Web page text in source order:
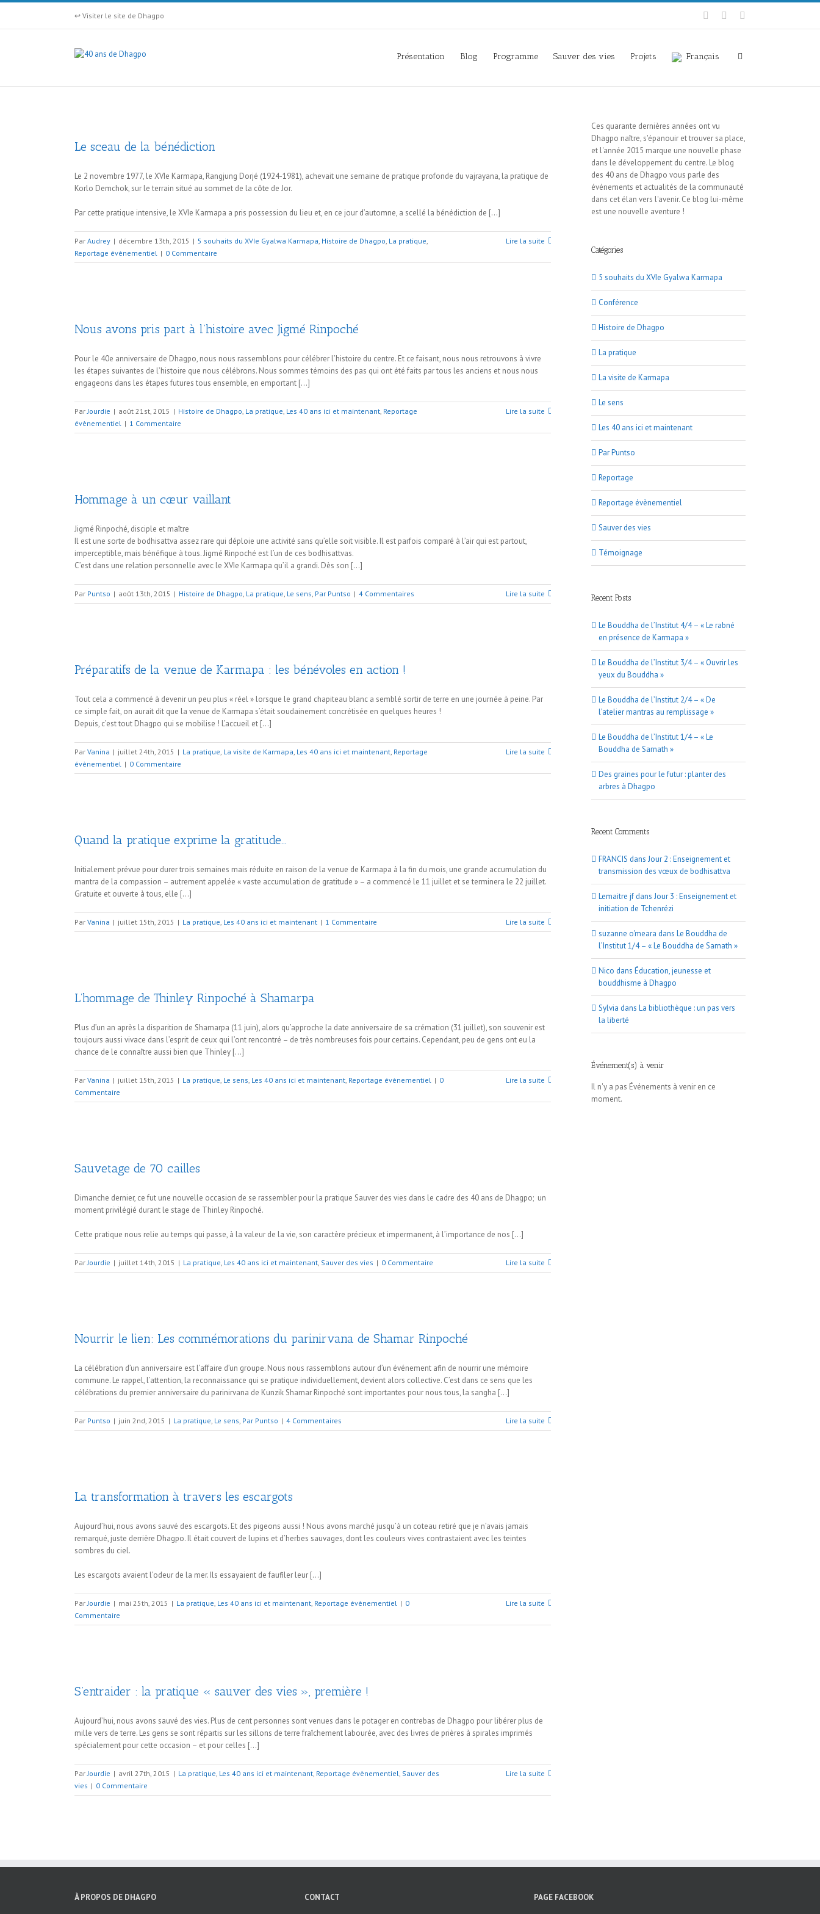
↩ Visiter le site de Dhagpo
Présentation Blog Programme Sauver des vies Projets Français
Le sceau de la bénédiction
Le 2 novembre 1977, le XVIe Karmapa, Rangjung Dorjé (1924-1981), achevait une semaine de pratique profonde du vajrayana, la pratique de
Korlo Demchok, sur le terrain situé au sommet de la côte de Jor.
Par cette pratique intensive, le XVIe Karmapa a pris possession du lieu et, en ce jour d’automne, a scellé la bénédiction de […]
Par Audrey | décembre 13th, 2015 | 5 souhaits du XVIe Gyalwa Karmapa, Histoire de Dhagpo, La pratique,
Reportage évènementiel | 0 Commentaire
Lire la suite
Nous avons pris part à l’histoire avec Jigmé Rinpoché
Pour le 40e anniversaire de Dhagpo, nous nous rassemblons pour célébrer l’histoire du centre. Et ce faisant, nous nous retrouvons à vivre
les étapes suivantes de l’histoire que nous célébrons. Nous sommes témoins des pas qui ont été faits par tous les anciens et nous nous
engageons dans les étapes futures tous ensemble, en emportant […]
ParJourdie | août 21st, 2015 | Histoire de Dhagpo, La pratique, Les 40 ans ici et maintenant, Reportage
évènementiel | 1 Commentaire
Lire la suite
Hommage à un cœur vaillant
Jigmé Rinpoché, disciple et maître
Il est une sorte de bodhisattva assez rare qui déploie une activité sans qu’elle soit visible. Il est parfois comparé à l’air qui est partout,
imperceptible, mais bénéfique à tous. Jigmé Rinpoché est l’un de ces bodhisattvas.
C’est dans une relation personnelle avec le XVIe Karmapa qu’il a grandi. Dès son […]
Par Puntso | août 13th, 2015 | Histoire de Dhagpo, La pratique, Le sens, Par Puntso | 4 Commentaires Lire la suite
Préparatifs de la venue de Karmapa : les bénévoles en action !
Tout cela a commencé à devenir un peu plus « réel » lorsque le grand chapiteau blanc a semblé sortir de terre en une journée à peine. Par
ce simple fait, on aurait dit que la venue de Karmapa s’était soudainement concrétisée en quelques heures !
Depuis, c’est tout Dhagpo qui se mobilise ! L’accueil et […]
Par Vanina | juillet 24th, 2015 | La pratique, La visite de Karmapa, Les 40 ans ici et maintenant, Reportage
évènementiel | 0 Commentaire
Lire la suite
Quand la pratique exprime la gratitude…
Initialement prévue pour durer trois semaines mais réduite en raison de la venue de Karmapa à la fin du mois, une grande accumulation du
mantra de la compassion – autrement appelée « vaste accumulation de gratitude » – a commencé le 11 juillet et se terminera le 22 juillet.
Gratuite et ouverte à tous, elle […]
Par Vanina | juillet 15th, 2015 | La pratique, Les 40 ans ici et maintenant | 1 Commentaire Lire la suite
L’hommage de Thinley Rinpoché à Shamarpa
Plus d’un an après la disparition de Shamarpa (11 juin), alors qu’approche la date anniversaire de sa crémation (31 juillet), son souvenir est
toujours aussi vivace dans l’esprit de ceux qui l’ont rencontré – de très nombreuses fois pour certains. Cependant, peu de gens ont eu la
chance de le connaître aussi bien que Thinley […]
Par Vanina | juillet 15th, 2015 | La pratique, Le sens, Les 40 ans ici et maintenant, Reportage évènementiel | 0
Commentaire
Lire la suite
Sauvetage de 70 cailles
Dimanche dernier, ce fut une nouvelle occasion de se rassembler pour la pratique Sauver des vies dans le cadre des 40 ans de Dhagpo; un
moment privilégié durant le stage de Thinley Rinpoché.
Cette pratique nous relie au temps qui passe, à la valeur de la vie, son caractère précieux et impermanent, à l’importance de nos […]
ParJourdie | juillet 14th, 2015 | La pratique, Les 40 ans ici et maintenant, Sauver des vies | 0 Commentaire Lire la suite
Nourrir le lien: Les commémorations du parinirvana de Shamar Rinpoché
La célébration d’un anniversaire est l’affaire d’un groupe. Nous nous rassemblons autour d’un événement afin de nourrir une mémoire
commune. Le rappel, l’attention, la reconnaissance qui se pratique individuellement, devient alors collective. C’est dans ce sens que les
célébrations du premier anniversaire du parinirvana de Kunzik Shamar Rinpoché sont importantes pour nous tous, la sangha […]
Par Puntso | juin 2nd, 2015 | La pratique, Le sens, Par Puntso | 4 Commentaires Lire la suite
La transformation à travers les escargots
Aujourd’hui, nous avons sauvé des escargots. Et des pigeons aussi ! Nous avons marché jusqu’à un coteau retiré que je n’avais jamais
remarqué, juste derrière Dhagpo. Il était couvert de lupins et d’herbes sauvages, dont les couleurs vives contrastaient avec les teintes
sombres du ciel.
Les escargots avaient l’odeur de la mer. Ils essayaient de faufiler leur […]
ParJourdie | mai 25th, 2015 | La pratique, Les 40 ans ici et maintenant, Reportage évènementiel | 0
Commentaire
Lire la suite
S’entraider : la pratique « sauver des vies », première !
Aujourd’hui, nous avons sauvé des vies. Plus de cent personnes sont venues dans le potager en contrebas de Dhagpo pour libérer plus de
mille vers de terre. Les gens se sont répartis sur les sillons de terre fraîchement labourée, avec des livres de prières à spirales imprimés
spécialement pour cette occasion – et pour celles […]
ParJourdie | avril 27th, 2015 | La pratique, Les 40 ans ici et maintenant, Reportage évènementiel, Sauver des
vies | 0 Commentaire
Lire la suite
Ces quarante dernières années ont vu
Dhagpo naître, s'épanouir et trouver sa place,
et l'année 2015 marque une nouvelle phase
dans le développement du centre. Le blog
des 40 ans de Dhagpo vous parle des
événements et actualités de la communauté
dans cet élan vers l'avenir. Ce blog lui-même
est une nouvelle aventure !
Catégories
5 souhaits du XVIe Gyalwa Karmapa
Conférence
Histoire de Dhagpo
La pratique
La visite de Karmapa
Le sens
Les 40 ans ici et maintenant
Par Puntso
Reportage
Reportage évènementiel
Sauver des vies
Témoignage
Recent Posts
Le Bouddha de l’Institut 4/4 – « Le rabné
en présence de Karmapa »
Le Bouddha de l’Institut 3/4 – « Ouvrir les
yeux du Bouddha »
Le Bouddha de l’Institut 2/4 – « De
l’atelier mantras au remplissage »
Le Bouddha de l’Institut 1/4 – « Le
Bouddha de Sarnath »
Des graines pour le futur : planter des
arbres à Dhagpo
Recent Comments
FRANCIS dans Jour 2 : Enseignement et
transmission des vœux de bodhisattva
Lemaitre jf dans Jour 3 : Enseignement et
initiation de Tchenrézi
suzanne o'meara dans Le Bouddha de
l’Institut 1/4 – « Le Bouddha de Sarnath »
Nico dans Éducation, jeunesse et
bouddhisme à Dhagpo
Sylvia dans La bibliothèque : un pas vers
la liberté
Événement(s) à venir
Il n'y a pas Événements à venir en ce
moment.
À PROPOS DE DHAGPO CONTACT PAGE FACEBOOK